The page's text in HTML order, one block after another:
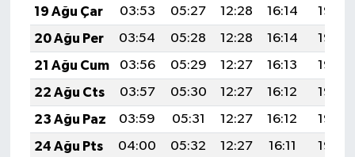
19 Ağu Çar
03:53 05:27 12:28 16:14
19:19
20 Ağu Per
03:54 05:28 12:28 16:14
19:18
21 Ağu Cum
03:56 05:29 12:27 16:13
19:16
22 Ağu Cts
03:57 05:30 12:27 16:12
19:15
23 Ağu Paz
03:59 05:31 12:27 16:12
19:13
24 Ağu Pts
04:00 05:32 12:27 16:11
19:12